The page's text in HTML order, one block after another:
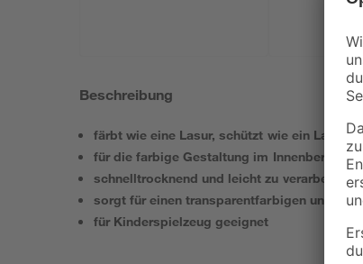
Beschreibung
färbt wie eine Lasur, schützt wie ein Lack
für die farbige Gestaltung im Innenbereich
schnelltrocknend und leicht zu verarbeiten
sorgt für einen transparentfarbigen und
für Kinderspielzeug geeignet